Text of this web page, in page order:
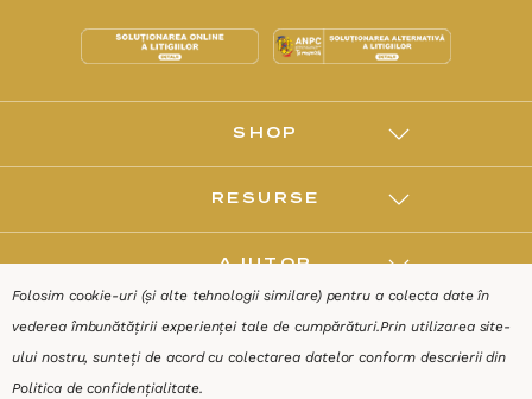
SHOP
RESURSE
AJUTOR
DESPRE
Folosim cookie-uri (și alte tehnologii similare) pentru a colecta date în
vederea îmbunătățirii experienței tale de cumpărături.Prin utilizarea site-
ului nostru, sunteți de acord cu colectarea datelor conform descrierii din
Politica de confidențialitate.